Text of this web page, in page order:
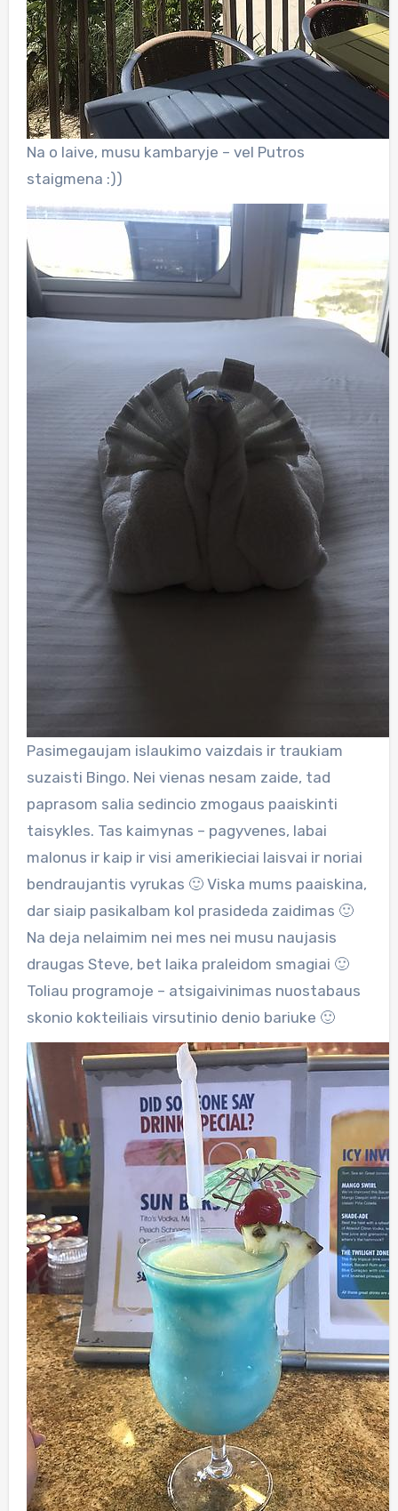
Na o laive, musu kambaryje – vel Putros
staigmena :))
Pasimegaujam islaukimo vaizdais ir traukiam
suzaisti Bingo. Nei vienas nesam zaide, tad
paprasom salia sedincio zmogaus paaiskinti
taisykles. Tas kaimynas – pagyvenes, labai
malonus ir kaip ir visi amerikieciai laisvai ir noriai
bendraujantis vyrukas 🙂 Viska mums paaiskina,
dar siaip pasikalbam kol prasideda zaidimas 🙂
Na deja nelaimim nei mes nei musu naujasis
draugas Steve, bet laika praleidom smagiai 🙂
Toliau programoje – atsigaivinimas nuostabaus
skonio kokteiliais virsutinio denio bariuke 🙂